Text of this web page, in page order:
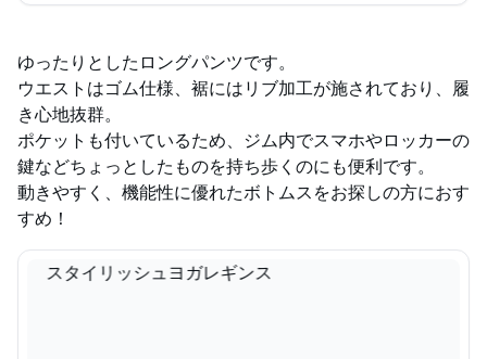
ゆったりとしたロングパンツです。
ウエストはゴム仕様、裾にはリブ加工が施されており、履
き心地抜群。
ポケットも付いているため、ジム内でスマホやロッカーの
鍵などちょっとしたものを持ち歩くのにも便利です。
動きやすく、機能性に優れたボトムスをお探しの方におす
すめ！